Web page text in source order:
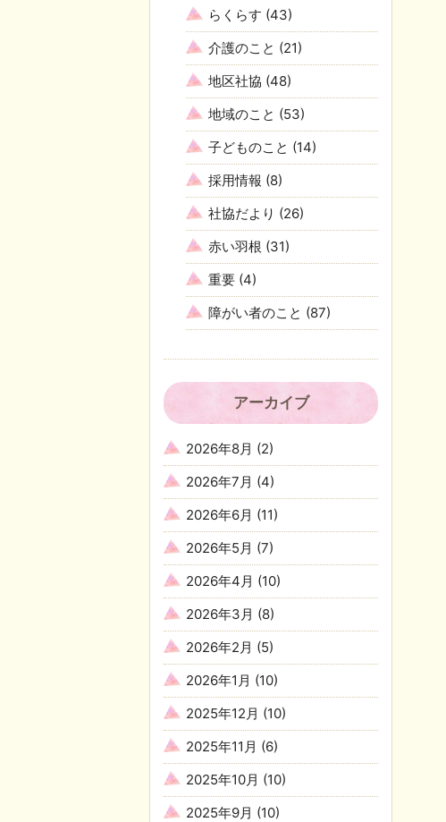
らくらす (43)
介護のこと (21)
地区社協 (48)
地域のこと (53)
子どものこと (14)
採用情報 (8)
社協だより (26)
赤い羽根 (31)
重要 (4)
障がい者のこと (87)
アーカイブ
2026年8月 (2)
2026年7月 (4)
2026年6月 (11)
2026年5月 (7)
2026年4月 (10)
2026年3月 (8)
2026年2月 (5)
2026年1月 (10)
2025年12月 (10)
2025年11月 (6)
2025年10月 (10)
2025年9月 (10)